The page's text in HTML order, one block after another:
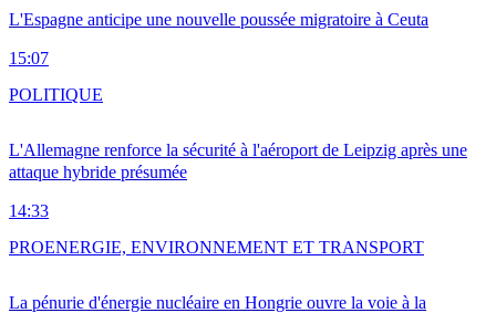
L'Espagne anticipe une nouvelle poussée migratoire à Ceuta
15:07
L'Allemagne renforce la sécurité à l'aéroport de Leipzig après une
attaque hybride présumée
14:33
POLITIQUE
La pénurie d'énergie nucléaire en Hongrie ouvre la voie à la
PROENERGIE, ENVIRONNEMENT ET TRANSPORT